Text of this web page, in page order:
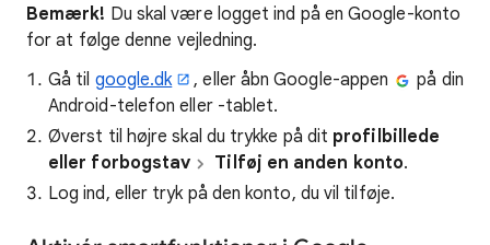
Bemærk! Du skal være logget ind på en Google-konto
for at følge denne vejledning.
Gå til google.dk , eller åbn Google-appen
på din
Android-telefon eller -tablet.
Øverst til højre skal du trykke på dit profilbillede
eller forbogstav
Tilføj en anden konto.
Log ind, eller tryk på den konto, du vil tilføje.